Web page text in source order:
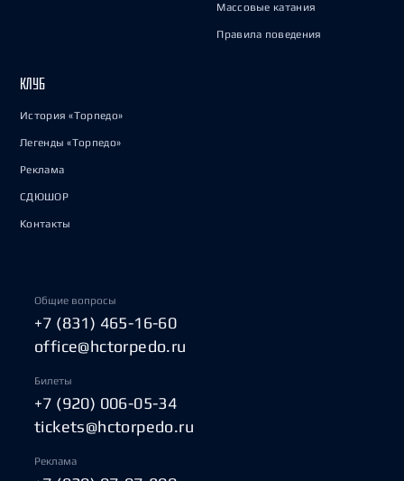
Массовые катания
Правила поведения
КЛУБ
История «Торпедо»
Легенды «Торпедо»
Реклама
СДЮШОР
Контакты
Общие вопросы
+7 (831) 465-16-60
office@hctorpedo.ru
Билеты
+7 (920) 006-05-34
tickets@hctorpedo.ru
Реклама